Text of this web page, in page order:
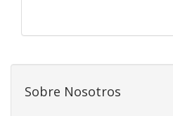
Sobre Nosotros